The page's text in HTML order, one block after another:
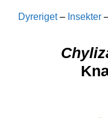
Dyreriget– Insekter